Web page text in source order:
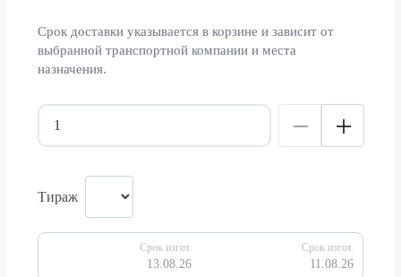
Срок доставки указывается в корзине и зависит от
выбранной транспортной компании и места
назначения.
Тираж
Срок изгот.
13.08.26
Срок изгот.
11.08.26